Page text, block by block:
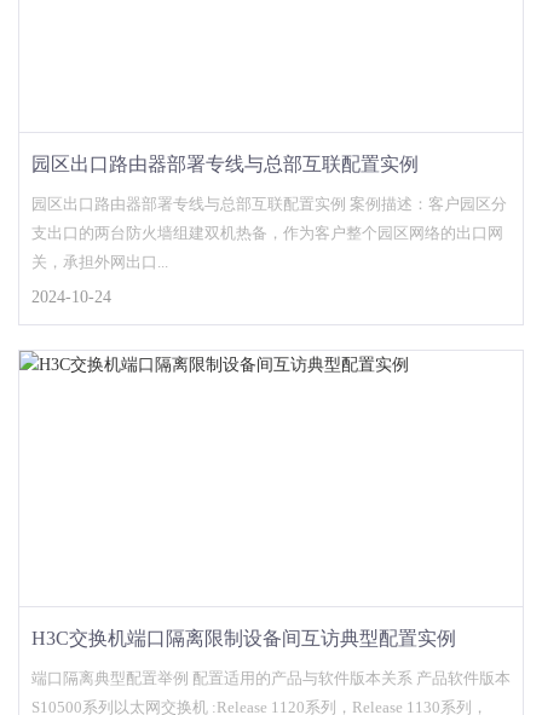
园区出口路由器部署专线与总部互联配置实例
园区出口路由器部署专线与总部互联配置实例 案例描述：客户园区分
支出口的两台防火墙组建双机热备，作为客户整个园区网络的出口网
关，承担外网出口...
2024-10-24
H3C交换机端口隔离限制设备间互访典型配置实例
端口隔离典型配置举例 配置适用的产品与软件版本关系 产品软件版本
S10500系列以太网交换机 :Release 1120系列，Release 1130系列，